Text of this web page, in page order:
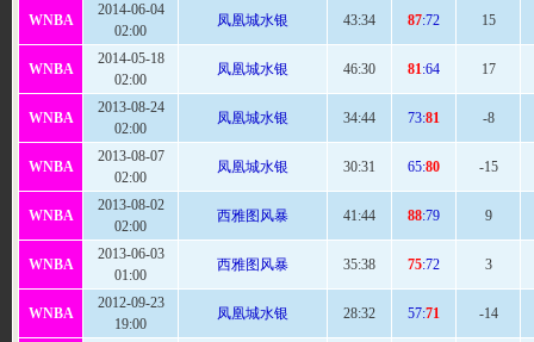
WNBA
2014-06-04
02:00
凤凰城水银 43:34 87:72 15
WNBA
2014-05-18
02:00
凤凰城水银 46:30 81:64 17
WNBA
2013-08-24
02:00
凤凰城水银 34:44 73:81 -8
WNBA
2013-08-07
02:00
凤凰城水银 30:31 65:80 -15
WNBA
2013-08-02
02:00
西雅图风暴 41:44 88:79 9
WNBA
2013-06-03
01:00
西雅图风暴 35:38 75:72 3
WNBA
2012-09-23
19:00
凤凰城水银 28:32 57:71 -14